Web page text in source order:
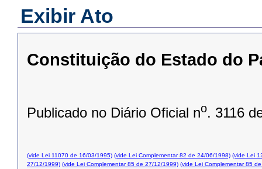
Exibir Ato
Constituição do Estado do
Publicado no Diário Oficial no. 3116
(vide Lei 11070 de 16/03/1995) (vide Lei Complementar 82 de 24/06/1998) (vide Lei
27/12/1999) (vide Lei Complementar 85 de 27/12/1999) (vide Lei Complementar 85